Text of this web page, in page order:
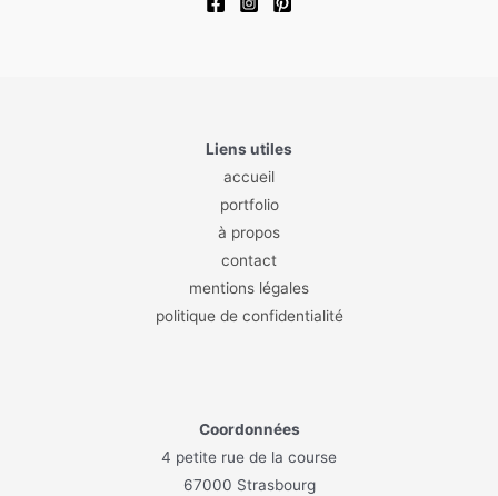
Liens utiles
accueil
portfolio
à propos
contact
mentions légales
politique de confidentialité
Coordonnées
4 petite rue de la course
67000 Strasbourg